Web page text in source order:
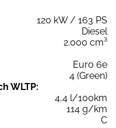
120 kW / 163 PS
Diesel
2.000 cm³
Euro 6e
4 (Green)
WLTP:
4,4 l/100km
114 g/km
C